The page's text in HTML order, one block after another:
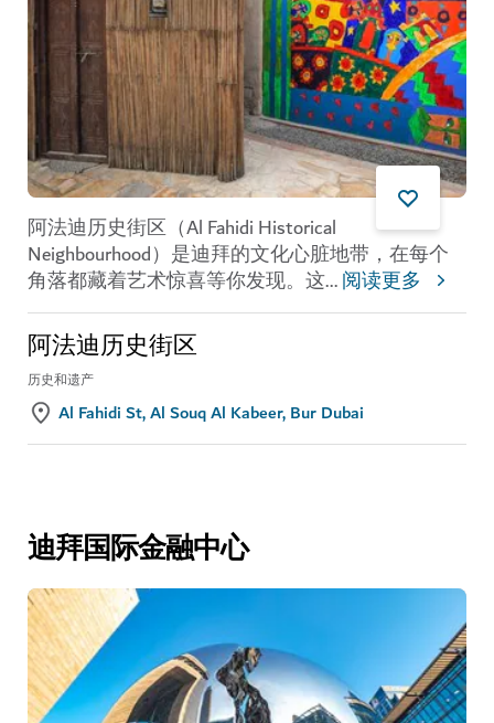
阿法迪历史街区（Al Fahidi Historical
Neighbourhood）是迪拜的文化心脏地带，在每个
角落都藏着艺术惊喜等你发现。这...阅读更多
阿法迪历史街区
历史和遗产
Al Fahidi St, Al Souq Al Kabeer, Bur Dubai
迪拜国际金融中心